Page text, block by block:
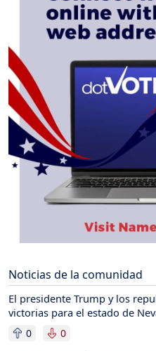
Noticias de la comunidad
El presidente Trump y los
victorias para el estado de
0 0